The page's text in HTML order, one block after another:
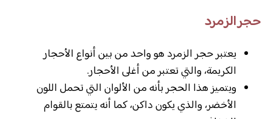
حجر الزمرد
يعتبر حجر الزمرد هو واحد من بين أنواع الأحجار
الكريمة، والتي تعتبر من أغلى الأحجار.
ويتميز هذا الحجر بأنه من الألوان التي تحمل اللون
الأخضر، والذي يكون داكن، كما أنه يتمتع بالقوام